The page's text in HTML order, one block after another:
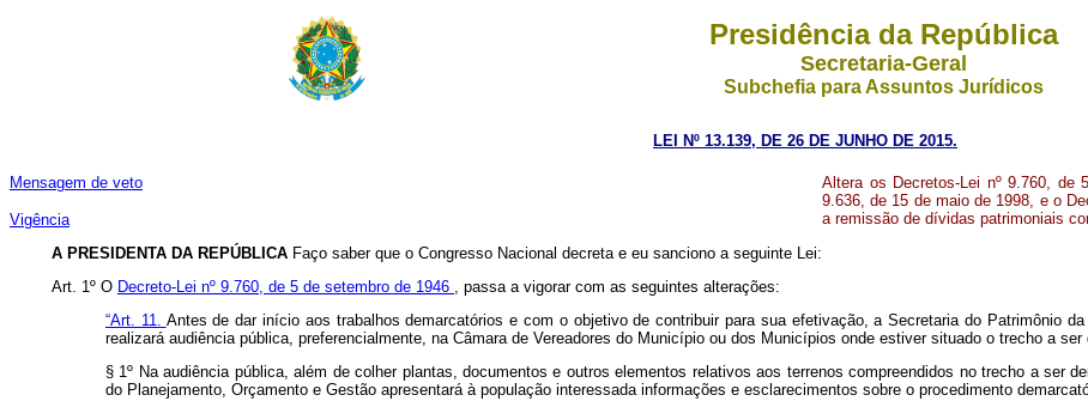
Presidência da República
Secretaria-Geral
Subchefia para Assuntos Jurídicos
LEI Nº 13.139, DE 26 DE JUNHO DE 2015.
Mensagem de veto
Vigência
Altera os Decretos-Lei nº 9.760, de
9.636, de 15 de maio de 1998, e o
a remissão de dívidas patrimoniais
A PRESIDENTA DA REPÚBLICA Faço saber que o Congresso Nacional decreta e eu sanciono a seguinte Lei:
Art. 1º O Decreto-Lei nº 9.760, de 5 de setembro de 1946 , passa a vigorar com as seguintes alterações:
“Art. 11. Antes de dar início aos trabalhos demarcatórios e com o objetivo de contribuir para sua efetivação, a Secretaria do Patrimônio
realizará audiência pública, preferencialmente, na Câmara de Vereadores do Município ou dos Municípios onde estiver situado o trecho a ser
§ 1º Na audiência pública, além de colher plantas, documentos e outros elementos relativos aos terrenos compreendidos no trecho a ser
do Planejamento, Orçamento e Gestão apresentará à população interessada informações e esclarecimentos sobre o procedimento